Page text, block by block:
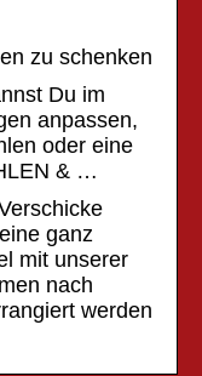
zu schenken
Du im
anpassen,
oder eine
& …
ganz
mit unserer
nach
werden